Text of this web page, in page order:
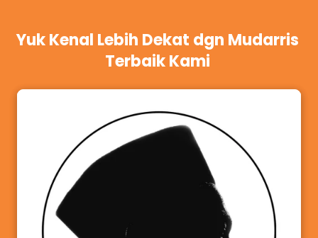
Yuk Kenal Lebih Dekat dgn Mudarris
Terbaik Kami